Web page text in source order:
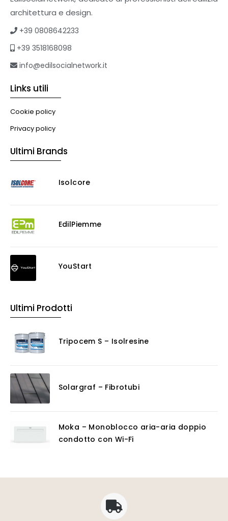
architettura e design.
+39 0808642233
+39 3518168098
info@edilsocialnetwork.it
Links utili
Cookie policy
Privacy policy
Ultimi Brands
Isolcore
EdilPiemme
YouStart
Ultimi Prodotti
Tripocem S – Isolresine
Solargraf – Fibrotubi
Moka – Monoblocco aria-aria doppio
condotto con Wi-Fi